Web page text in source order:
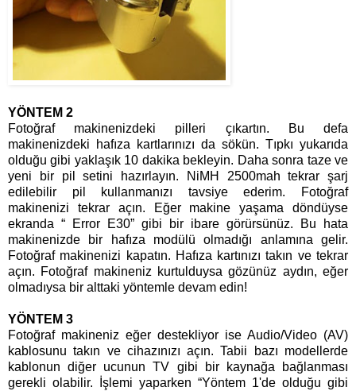
YÖNTEM 2
Fotoğraf makinenizdeki pilleri çıkartın. Bu defa
makinenizdeki hafıza kartlarınızı da sökün. Tıpkı yukarıda
olduğu gibi yaklaşık 10 dakika bekleyin. Daha sonra taze ve
yeni bir pil setini hazırlayın. NiMH 2500mah tekrar şarj
edilebilir pil kullanmanızı tavsiye ederim. Fotoğraf
makinenizi tekrar açın. Eğer makine yaşama döndüyse
ekranda “ Error E30” gibi bir ibare görürsünüz. Bu hata
makinenizde bir hafıza modülü olmadığı anlamına gelir.
Fotoğraf makinenizi kapatın. Hafıza kartınızı takın ve tekrar
açın. Fotoğraf makineniz kurtulduysa gözünüz aydın, eğer
olmadıysa bir alttaki yöntemle devam edin!
YÖNTEM 3
Fotoğraf makineniz eğer destekliyor ise Audio/Video (AV)
kablosunu takın ve cihazınızı açın. Tabii bazı modellerde
kablonun diğer ucunun TV gibi bir kaynağa bağlanması
gerekli olabilir. İşlemi yaparken “Yöntem 1'de olduğu gibi